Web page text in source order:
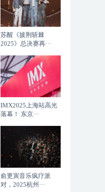
苏醒《披荆斩棘
2025》总决赛再···
IMX2025上海站高光
落幕！ 东京···
俞更寅音乐疯疗派
对，2025杭州···